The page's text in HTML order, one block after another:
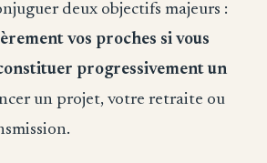
deux objectifs majeurs :
vos proches si vous
progressivement un
un projet, votre retraite ou